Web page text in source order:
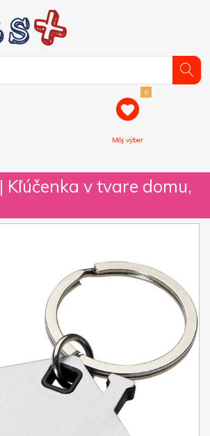
0
Môj výber
| Kľúčenka v tvare domu,